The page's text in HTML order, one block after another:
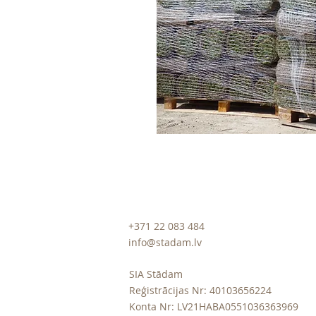
+371 22 083 484
info@stadam.lv
SIA Stādam
Reģistrācijas Nr: 40103656224
Konta Nr: LV21HABA0551036363969